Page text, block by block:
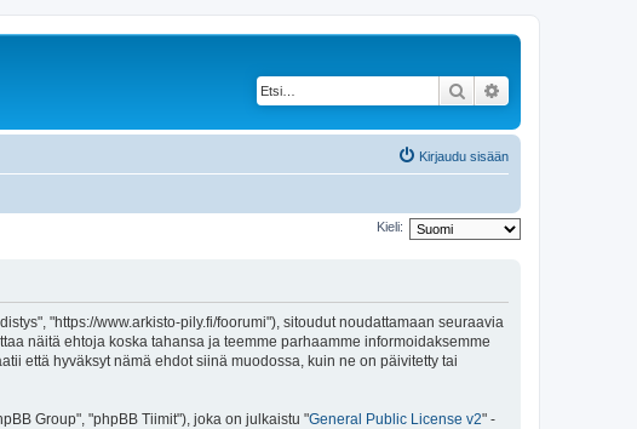
Etsi
Kirjaudu sisään
Kieli:
"https://www.arkisto-pily.fi/foorumi"), sitoudut noudattamaan seuraavia
näitä ehtoja koska tahansa ja teemme parhaamme informoidaksemme
että hyväksyt nämä ehdot siinä muodossa, kuin ne on päivitetty tai
Group", "phpBB Tiimit"), joka on julkaistu "General Public License v2" -